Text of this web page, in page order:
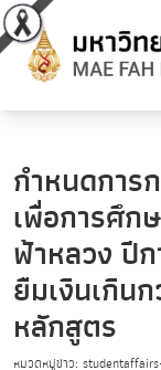
กำหนดการ
เพื่อการศึก
ฟ้าหลวง ปี
ยืมเงินเกิน
หลักสูตร
หมวดหมู่ข่าว: